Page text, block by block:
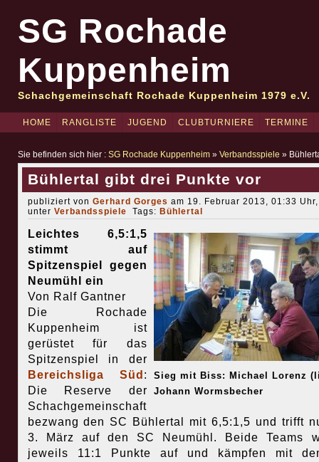
SG Rochade
Kuppenheim
Schachgemeinschaft Rochade Kuppenheim 1979 e.V.
HOME RANGLISTE JUGEND CLUBTURNIERE TERMINE
Sie befinden sich hier : SG Rochade Kuppenheim» Verbandsspiele »
Bühlertal gibt drei Punkte vor
publiziert von Gerhard Gorges am 19. Februar 2013, 01:33 Uhr,
unter Verbandsspiele Tags: Bühlertal
Sieg mit Biss: Michael Lorenz
Johann Wormsbecher
Leichtes 6,5:1,5
stimmt auf
Spitzenspiel gegen
Neumühl ein
Von Ralf Gantner
Die Rochade
Kuppenheim ist
gerüstet für das
Spitzenspiel in der
Bereichsliga Süd :
Die Reserve der
Schachgemeinschaft
bezwang den SC Bühlertal mit 6,5:1,5 und trifft
3. März auf den SC Neumühl. Beide Teams
jeweils 11:1 Punkte auf und kämpfen mit